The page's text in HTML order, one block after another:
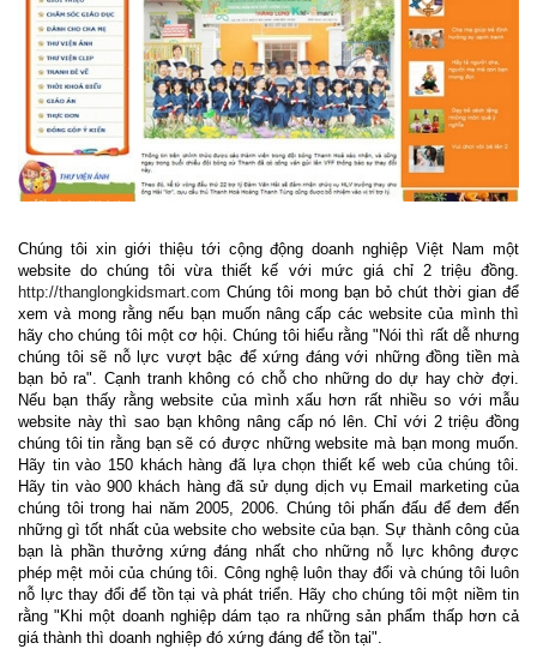
Chúng tôi xin giới thiệu tới cộng động doanh nghiệp Việt Nam một
website do chúng tôi vừa thiết kế với mức giá chỉ 2 triệu đồng.
http://thanglongkidsmart.com Chúng tôi mong bạn bỏ chút thời gian để
xem và mong rằng nếu bạn muốn nâng cấp các website của mình thì
hãy cho chúng tôi một cơ hội. Chúng tôi hiểu rằng "Nói thì rất dễ nhưng
chúng tôi sẽ nỗ lực vượt bậc để xứng đáng với những đồng tiền mà
bạn bỏ ra". Cạnh tranh không có chỗ cho những do dự hay chờ đợi.
Nếu bạn thấy rằng website của mình xấu hơn rất nhiều so với mẫu
website này thì sao bạn không nâng cấp nó lên. Chỉ với 2 triệu đồng
chúng tôi tin rằng bạn sẽ có được những website mà bạn mong muốn.
Hãy tin vào 150 khách hàng đã lựa chọn thiết kế web của chúng tôi.
Hãy tin vào 900 khách hàng đã sử dụng dịch vụ Email marketing của
chúng tôi trong hai năm 2005, 2006. Chúng tôi phấn đấu để đem đến
những gì tốt nhất của website cho website của bạn. Sự thành công của
bạn là phần thưởng xứng đáng nhất cho những nỗ lực không được
phép mệt mỏi của chúng tôi. Công nghệ luôn thay đổi và chúng tôi luôn
nỗ lực thay đổi để tồn tại và phát triển. Hãy cho chúng tôi một niềm tin
rằng "Khi một doanh nghiệp dám tạo ra những sản phẩm thấp hơn cả
giá thành thì doanh nghiệp đó xứng đáng để tồn tại".